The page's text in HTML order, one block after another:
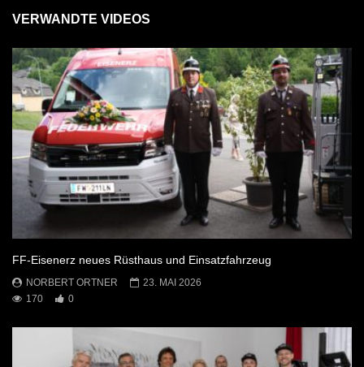
VERWANDTE VIDEOS
FF-Eisenerz neues Rüsthaus und Einsatzfahrzeug
NORBERT ORTNER
23. MAI 2026
170
0